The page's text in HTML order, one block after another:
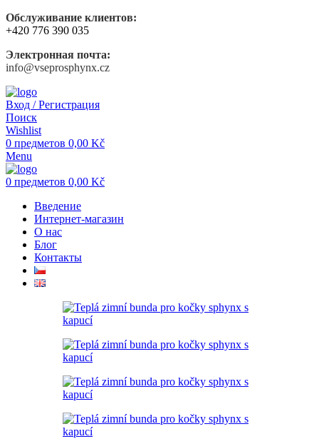
Обслуживание клиентов:
+420 776 390 035
Электронная почта:
info@vseprosphynx.cz
Вход / Регистрация
Поиск
Wishlist
0 предметов 0,00 Kč
Menu
0 предметов 0,00 Kč
Введение
Интернет-магазин
О нас
Блог
Контакты